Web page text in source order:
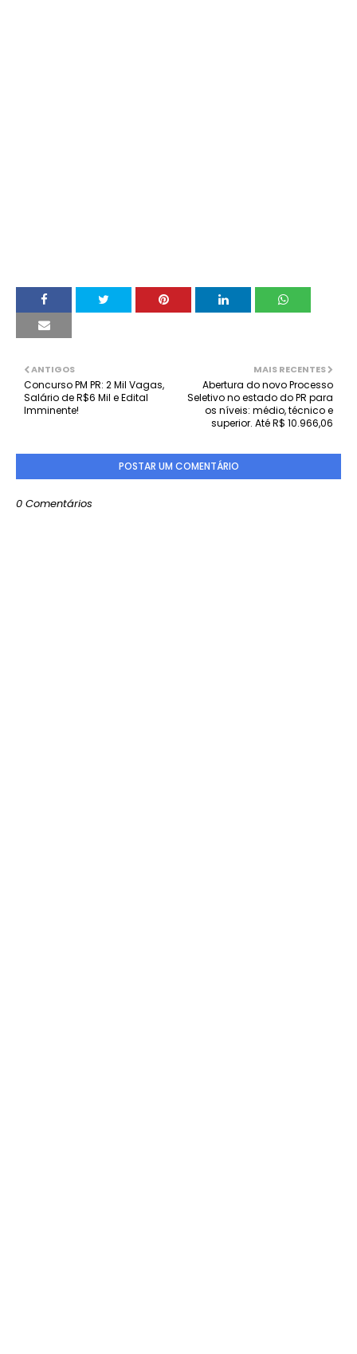
MAIS RECENTES
Abertura do novo Processo
Seletivo no estado do PR para
os níveis: médio, técnico e
superior. Até R$ 10.966,06
ANTIGOS
Concurso PM PR: 2 Mil Vagas,
Salário de R$6 Mil e Edital
Imminente!
POSTAR UM COMENTÁRIO
0 Comentários